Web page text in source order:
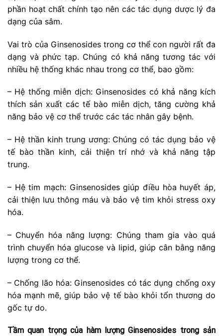
phần hoạt chất chính tạo nên các tác dụng dược lý đa
dạng của sâm.
Vai trò của Ginsenosides trong cơ thể con người rất đa
dạng và phức tạp. Chúng có khả năng tương tác với
nhiều hệ thống khác nhau trong cơ thể, bao gồm:
– Hệ thống miễn dịch: Ginsenosides có khả năng kích
thích sản xuất các tế bào miễn dịch, tăng cường khả
năng bảo vệ cơ thể trước các tác nhân gây bệnh.
– Hệ thần kinh trung ương: Chúng có tác dụng bảo vệ
tế bào thần kinh, cải thiện trí nhớ và khả năng tập
trung.
– Hệ tim mạch: Ginsenosides giúp điều hòa huyết áp,
cải thiện lưu thông máu và bảo vệ tim khỏi stress oxy
hóa.
– Chuyển hóa năng lượng: Chúng tham gia vào quá
trình chuyển hóa glucose và lipid, giúp cân bằng năng
lượng trong cơ thể.
– Chống lão hóa: Ginsenosides có tác dụng chống oxy
hóa mạnh mẽ, giúp bảo vệ tế bào khỏi tổn thương do
gốc tự do.
Tầm quan trọng của hàm lượng Ginsenosides trong sản